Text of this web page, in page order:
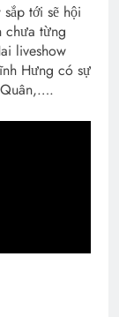
tới sẽ hội
chưa từng
liveshow
Hưng có sự